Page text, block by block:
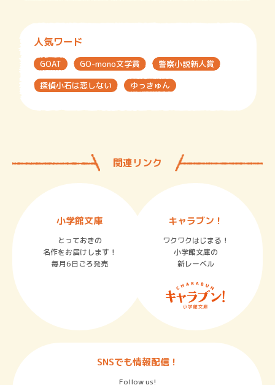
人気ワード
GOAT GO-mono文学賞
警察小説新人賞
探偵小石は恋しない
ゆっきゅん
関連リンク
小学館文庫
とっておきの
名作をお届けします！
毎月6日ごろ発売
キャラブン！
ワクワクはじまる！
小学館文庫の
新レーベル
SNSでも情報配信！
Follow us!